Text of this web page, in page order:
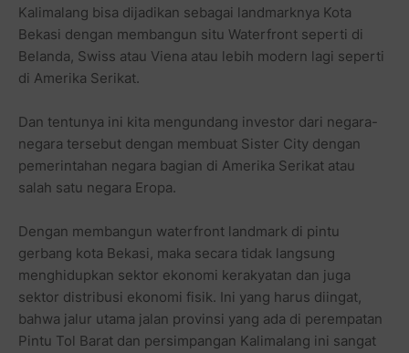
Kalimalang bisa dijadikan sebagai landmarknya Kota
Bekasi dengan membangun situ Waterfront seperti di
Belanda, Swiss atau Viena atau lebih modern lagi seperti
di Amerika Serikat.
Dan tentunya ini kita mengundang investor dari negara-
negara tersebut dengan membuat Sister City dengan
pemerintahan negara bagian di Amerika Serikat atau
salah satu negara Eropa.
Dengan membangun waterfront landmark di pintu
gerbang kota Bekasi, maka secara tidak langsung
menghidupkan sektor ekonomi kerakyatan dan juga
sektor distribusi ekonomi fisik. Ini yang harus diingat,
bahwa jalur utama jalan provinsi yang ada di perempatan
Pintu Tol Barat dan persimpangan Kalimalang ini sangat